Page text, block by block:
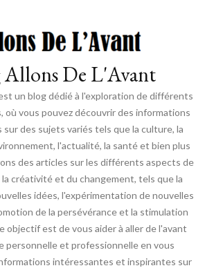
Allons De L'Avant
un blog dédié à l'exploration de différents
où vous pouvez découvrir des informations
sur des sujets variés tels que la culture, la
l'actualité, la santé et bien plus
des articles sur les différents aspects de
créativité et du changement, tels que la
idées, l'expérimentation de nouvelles
de la persévérance et la stimulation
objectif est de vous aider à aller de l'avant
personnelle et professionnelle en vous
intéressantes et inspirantes sur